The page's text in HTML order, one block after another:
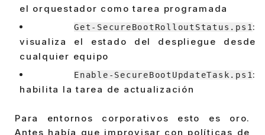
el orquestador como tarea programada
Get-SecureBootRolloutStatus.ps1 :
visualiza el estado del despliegue desde
cualquier equipo
Enable-SecureBootUpdateTask.ps1 :
habilita la tarea de actualización
Para entornos corporativos esto es oro.
Antes había que improvisar con políticas de